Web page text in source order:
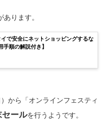
ります。
で安全にネットショッピングするな
手順の解説付き】
から「オンラインフェスティ
セールを行うようです。